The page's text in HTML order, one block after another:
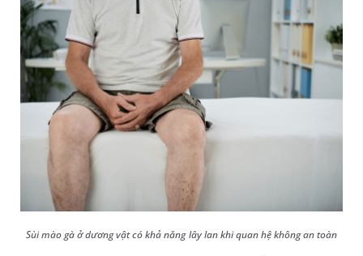
Sùi mào gà ở dương vậtcó khả năng lây lan khi quan hệ không an toàn